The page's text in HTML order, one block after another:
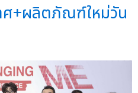
ศ+ผลิตภัณฑ์ใหม่วัน